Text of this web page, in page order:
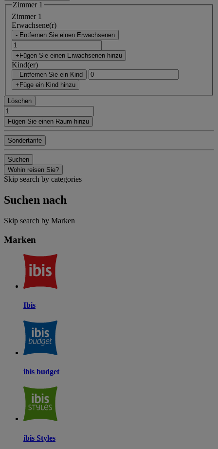
Zimmer 1
Zimmer 1
Erwachsene(r)
- Entfernen Sie einen Erwachsenen
+Fügen Sie einen Erwachsenen hinzu
Kind(er)
- Entfernen Sie ein Kind
+Füge ein Kind hinzu
Löschen
Fügen Sie einen Raum hinzu
Sondertarife
Suchen
Wohin reisen Sie?
Skip search by categories
Suchen nach
Skip search by Marken
Marken
Ibis
ibis budget
ibis Styles